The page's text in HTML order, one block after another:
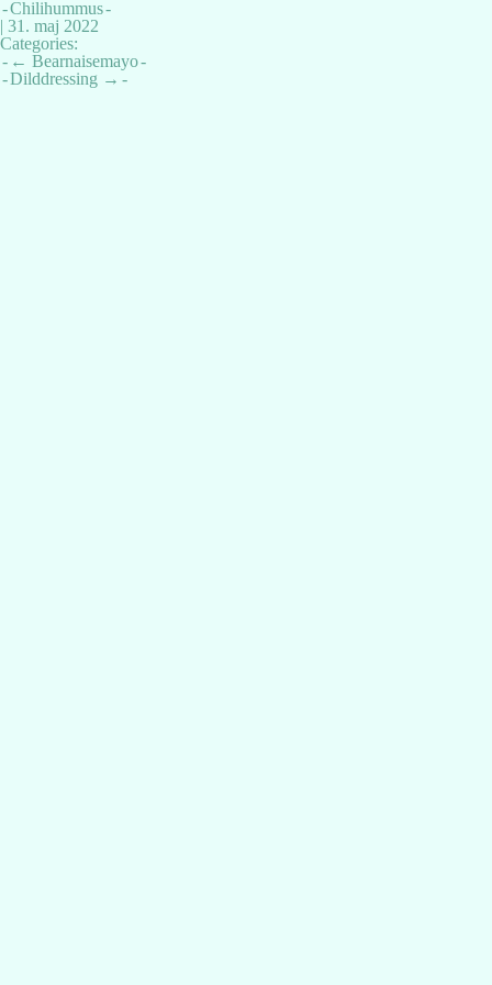
Chilihummus
| 31. maj 2022
Categories:
Indlægsnavigation
← Bearnaisemayo
Dilddressing →